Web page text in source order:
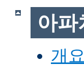
아
개요